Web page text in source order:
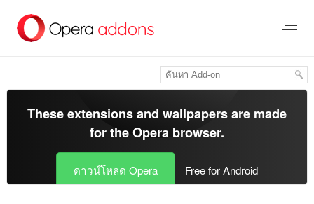
These extensions and wallpapers are made
for theOpera browser.
ดาวน์โหลด Opera Free for Android